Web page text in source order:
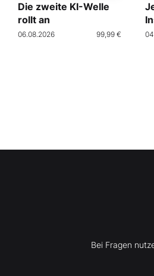
Die zweite KI-Welle
rollt an
06.08.2026 99,99 €
Bei Fragen